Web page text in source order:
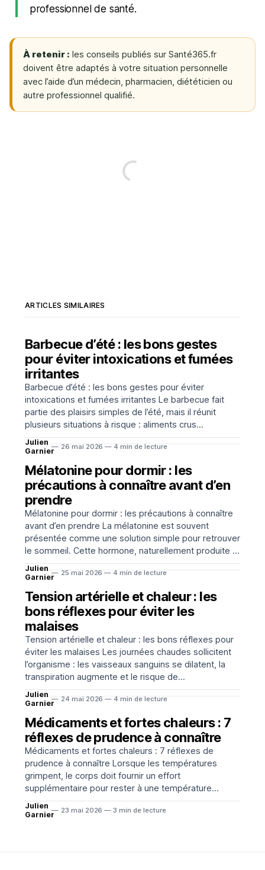
professionnel de santé.
À retenir : les conseils publiés sur Santé365.fr
doivent être adaptés à votre situation personnelle
avec l’aide d’un médecin, pharmacien, diététicien ou
autre professionnel qualifié.
ARTICLES SIMILAIRES
Barbecue d’été : les bons gestes
pour éviter intoxications et fumées
irritantes
Barbecue d’été : les bons gestes pour éviter
intoxications et fumées irritantes Le barbecue fait
partie des plaisirs simples de l’été, mais il réunit
plusieurs situations à risque : aliments crus
transportés au chaud, cuisson parfois incomplète,
ustensiles partagés et fumées proches du visage.
Julien
Garnier
26 mai 2026 — 4 min de lecture
Mélatonine pour dormir : les
précautions à connaître avant d’en
prendre
Mélatonine pour dormir : les précautions à connaître
avant d’en prendre La mélatonine est souvent
présentée comme une solution simple pour retrouver
le sommeil. Cette hormone, naturellement produite le
soir par l’organisme, participe au réglage de l’horloge
biologique. Sous forme de complément ou de
Julien
Garnier
25 mai 2026 — 4 min de lecture
Tension artérielle et chaleur : les
bons réflexes pour éviter les
malaises
Tension artérielle et chaleur : les bons réflexes pour
éviter les malaises Les journées chaudes sollicitent
l’organisme : les vaisseaux sanguins se dilatent, la
transpiration augmente et le risque de
déshydratation progresse. Chez certaines
personnes, notamment en cas d’hypertension, de
ces changements peuvent favoriser
Julien
Garnier
24 mai 2026 — 4 min de lecture
Médicaments et fortes chaleurs : 7
réflexes de prudence à connaître
Médicaments et fortes chaleurs : 7 réflexes de
prudence à connaître Lorsque les températures
grimpent, le corps doit fournir un effort
supplémentaire pour rester à une température
stable. Dans ce contexte, certains médicaments,
certaines maladies chroniques et la déshydratation
Julien
Garnier
23 mai 2026 — 3 min de lecture